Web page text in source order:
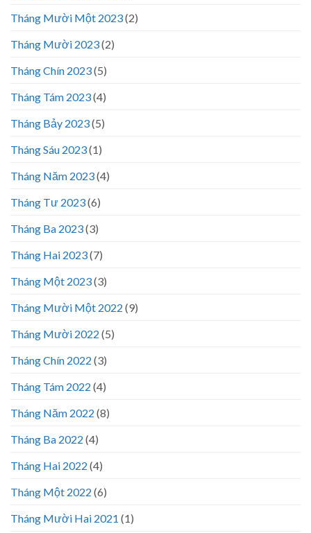
Tháng Mười Một 2023(2)
Tháng Mười 2023(2)
Tháng Chín 2023(5)
Tháng Tám 2023(4)
Tháng Bảy 2023(5)
Tháng Sáu 2023(1)
Tháng Năm 2023(4)
Tháng Tư 2023(6)
Tháng Ba 2023(3)
Tháng Hai 2023(7)
Tháng Một 2023(3)
Tháng Mười Một 2022 (9)
Tháng Mười 2022 (5)
Tháng Chín 2022 (3)
Tháng Tám 2022 (4)
Tháng Năm 2022 (8)
Tháng Ba 2022 (4)
Tháng Hai 2022 (4)
Tháng Một 2022 (6)
Tháng Mười Hai 2021 (1)